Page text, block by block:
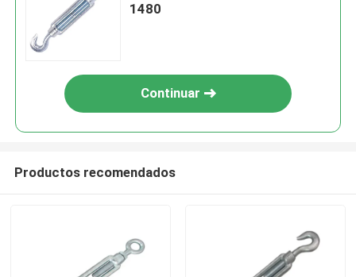
1480
Continuar
Productos recomendados